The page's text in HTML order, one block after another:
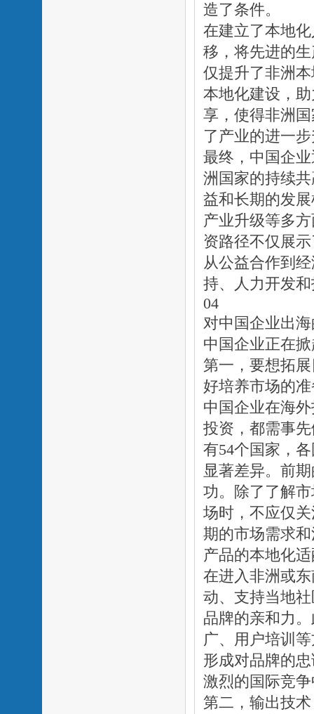
造了条件。
在建立了本地
移，将先进的
仅提升了非洲
本地化建设，
享，使得非洲
了产业的进一
最终，中国企
洲国家的持续
益和长期的发
产业升级等多
资路径不仅展
从公益合作到
持、人力开发
04
对中国企业出
中国企业正在
第一，要想拓
好培养市场的
中国企业在海
投资，都需事
有54个国家，
显著差异。前
功。除了了解
场时，不应仅
期的市场需求
产品的本地化
在进入非洲或
动、支持当地
品牌的亲和力
广、用户培训
形成对品牌的
激烈的国际竞
第二，输出技